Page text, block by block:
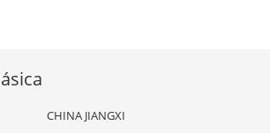
CHINA JIANGXI